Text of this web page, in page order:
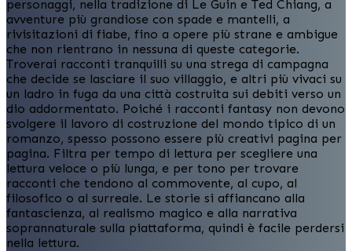
personaggi, nella tradizione di Le Guin e Ted Chiang, a
avventure più grandiose con spade e mantelli, a
rivisitazioni di fiabe, fino a opere più strane e ambigue
che non rientrano in nessuna di queste categorie.
Troverai racconti tranquilli su una strega di campagna
che decide se lasciare il suo villaggio, e altri più vivaci su
un ladro in fuga da una città costruita sui debiti verso un
dio addormentato. Poiché i racconti fantasy non devono
svolgere il lavoro di costruzione del mondo tipico di un
romanzo, spesso possono essere più creativi pagina per
pagina. Filtra per tempo di lettura per scegliere una
lettura veloce o più lunga, e per tono per trovare
racconti che tendono al commovente, al cupo, al
filosofico o al surreale. Le storie si affiancano alla
fantascienza, al realismo magico e alla narrativa
soprannaturale sulla piattaforma, quindi è facile perdersi
nella lettura.